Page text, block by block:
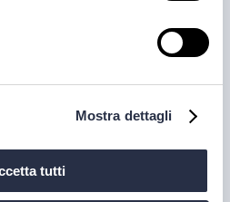
Mostra dettagli
tutti
Isarco:
e amore per il